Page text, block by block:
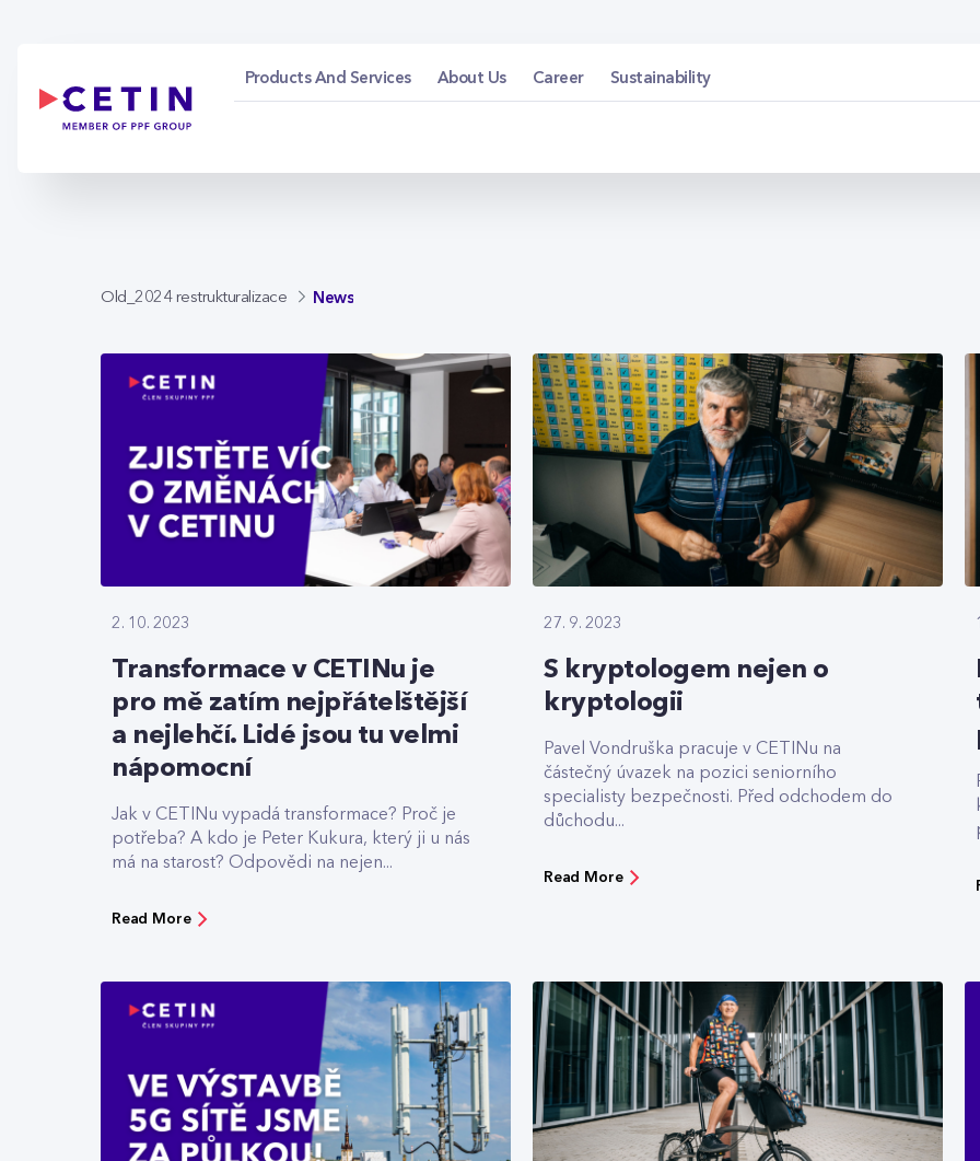
Products And Services About Us Career Sustainability
Old_2024 restrukturalizace News
2. 10. 2023
Transformace v CETINu je
pro mě zatím nejpřátelštější
a nejlehčí. Lidé jsou tu velmi
nápomocní
Jak v CETINu vypadá transformace? Proč je
potřeba? A kdo je Peter Kukura, který ji u nás
má na starost? Odpovědi na nejen...
Read More
27. 9. 2023
S kryptologem nejen o
kryptologii
Pavel Vondruška pracuje v CETINu na
částečný úvazek na pozici seniorního
specialisty bezpečnosti. Před odchodem do
důchodu...
Read More